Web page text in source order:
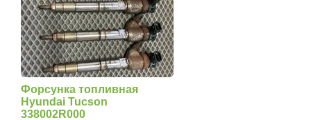
Форсунка топливная
Hyundai Tucson
338002R000